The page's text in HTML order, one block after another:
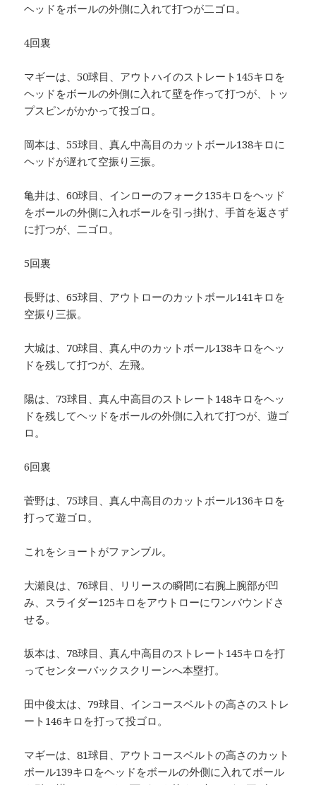
ヘッドをボールの外側に入れて打つが二ゴロ。
4回裏
マギーは、50球目、アウトハイのストレート145キロを
ヘッドをボールの外側に入れて壁を作って打つが、トッ
プスピンがかかって投ゴロ。
岡本は、55球目、真ん中高目のカットボール138キロに
ヘッドが遅れて空振り三振。
亀井は、60球目、インローのフォーク135キロをヘッド
をボールの外側に入れボールを引っ掛け、手首を返さず
に打つが、二ゴロ。
5回裏
長野は、65球目、アウトローのカットボール141キロを
空振り三振。
大城は、70球目、真ん中のカットボール138キロをヘッ
ドを残して打つが、左飛。
陽は、73球目、真ん中高目のストレート148キロをヘッ
ドを残してヘッドをボールの外側に入れて打つが、遊ゴ
ロ。
6回裏
菅野は、75球目、真ん中高目のカットボール136キロを
打って遊ゴロ。
これをショートがファンブル。
大瀬良は、76球目、リリースの瞬間に右腕上腕部が凹
み、スライダー125キロをアウトローにワンバウンドさ
せる。
坂本は、78球目、真ん中高目のストレート145キロを打
ってセンターバックスクリーンへ本塁打。
田中俊太は、79球目、インコースベルトの高さのストレ
ート146キロを打って投ゴロ。
マギーは、81球目、アウトコースベルトの高さのカット
ボール139キロをヘッドをボールの外側に入れてボール